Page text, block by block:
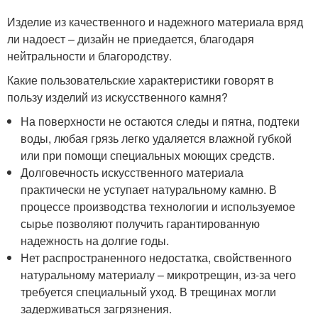
Изделие из качественного и надежного материала вряд
ли надоест – дизайн не приедается, благодаря
нейтральности и благородству.
Какие пользовательские характеристики говорят в
пользу изделий из искусственного камня?
На поверхности не остаются следы и пятна, подтеки
воды, любая грязь легко удаляется влажной губкой
или при помощи специальных моющих средств.
Долговечность искусственного материала
практически не уступает натуральному камню. В
процессе производства технологии и используемое
сырье позволяют получить гарантированную
надежность на долгие годы.
Нет распространенного недостатка, свойственного
натуральному материалу – микротрещин, из-за чего
требуется специальный уход. В трещинах могли
задерживаться загрязнения.